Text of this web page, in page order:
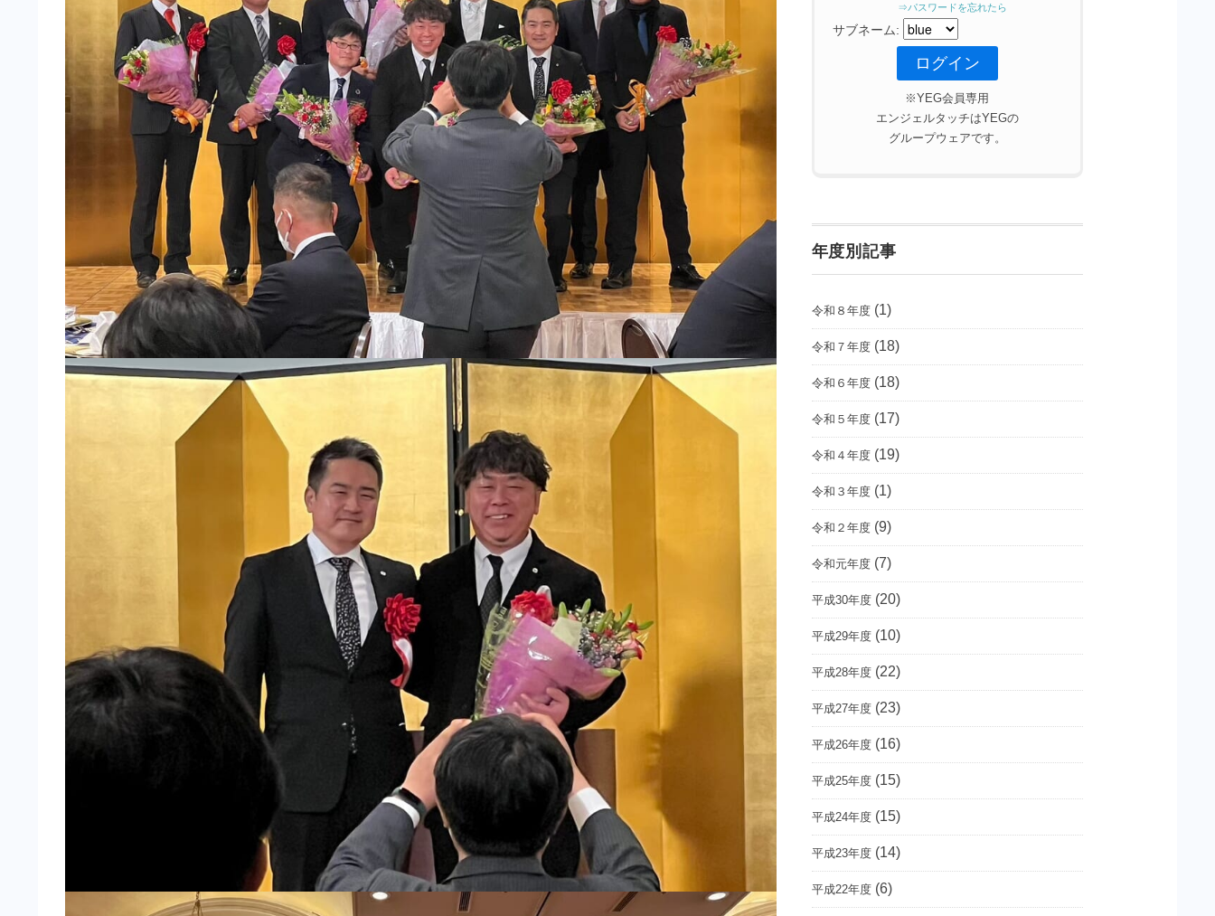
⇒パスワードを忘れたら
サブネーム:
※YEG会員専用
エンジェルタッチはYEGの
グループウェアです。
年度別記事
令和８年度(1)
令和７年度(18)
令和６年度(18)
令和５年度(17)
令和４年度(19)
令和３年度(1)
令和２年度(9)
令和元年度(7)
平成30年度(20)
平成29年度(10)
平成28年度(22)
平成27年度(23)
平成26年度(16)
平成25年度(15)
平成24年度(15)
平成23年度(14)
平成22年度(6)